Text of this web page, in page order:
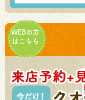
WEBの方
はこちら